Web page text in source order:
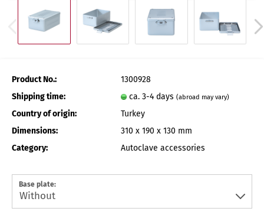
Product No.:
1300928
Shipping time:
ca. 3-4 days (abroad may vary)
Country of origin:
Turkey
Dimensions:
310 x 190 x 130 mm
Category:
Autoclave accessories
Base plate: